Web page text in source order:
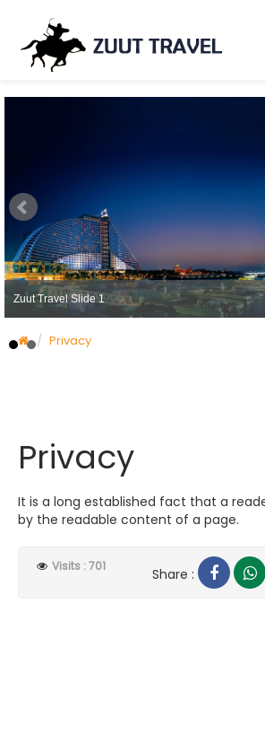
Zuut Travel Slide 1
Privacy
Privacy
It is a long established fact that a
by the readable content of a page.
Visits : 701 Share :